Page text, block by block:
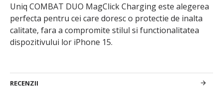
Uniq COMBAT DUO MagClick Charging este alegerea
perfecta pentru cei care doresc o protectie de inalta
calitate, fara a compromite stilul si functionalitatea
dispozitivului lor iPhone 15.
RECENZII